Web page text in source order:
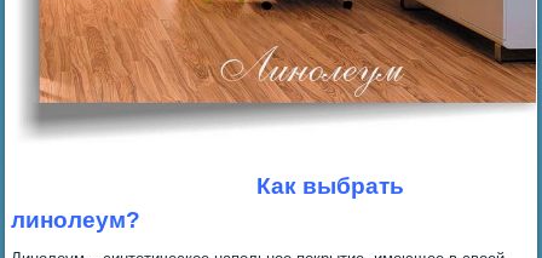
Как выбрать
линолеум?